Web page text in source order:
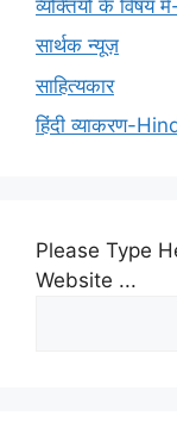
व्यक्तियों के
सार्थक न्यूज़
साहित्यकार
हिंदी व्याकरण-
Please Type
Website ...